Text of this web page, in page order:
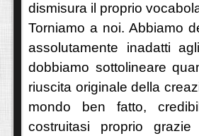
dismisura il proprio
Torniamo a noi. Abbiamo
assolutamente inadatti
dobbiamo sottolineare
riuscita originale della
mondo ben fatto,
costruitasi proprio